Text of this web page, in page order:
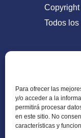
Para ofrecer las
y/o acceder a la
permitirá procesar
en este sitio. No
características y
Todos
Periódico